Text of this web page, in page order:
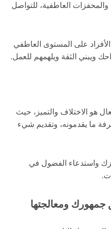
العاطفية، للتواصل
على المستوى العاطفي
ويبني الثقة ويلهمهم للعمل.
هو الاختلاف والتميز، حيث
ما يقدمونه، وتقديم شيء
واستدعاء الفضول في